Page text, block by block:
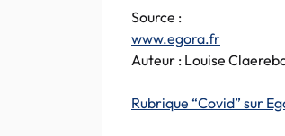
Source :
www.egora.fr
Auteur : Louise
Rubrique “Covid” sur